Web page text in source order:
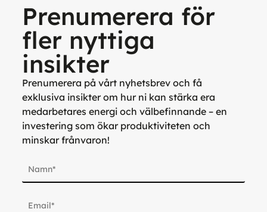
Prenumerera för
fler nyttiga
insikter
Prenumerera på vårt nyhetsbrev och få
exklusiva insikter om hur ni kan stärka era
medarbetares energi och välbefinnande – en
investering som ökar produktiviteten och
minskar frånvaron!